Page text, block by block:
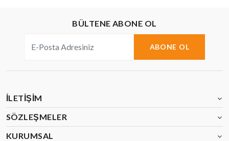
BÜLTENE ABONE OL
ABONE OL
İLETIŞIM
SÖZLEŞMELER
KURUMSAL